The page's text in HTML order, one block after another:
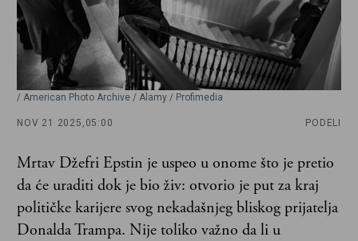
/ American Photo Archive / Alamy / Profimedia
NOV 21 2025, 05:00 PODELI
Mrtav Džefri Epstin je uspeo u onome što je pretio
da će uraditi dok je bio živ: otvorio je put za kraj
političke karijere svog nekadašnjeg bliskog prijatelja
Donalda Trampa. Nije toliko važno da li u